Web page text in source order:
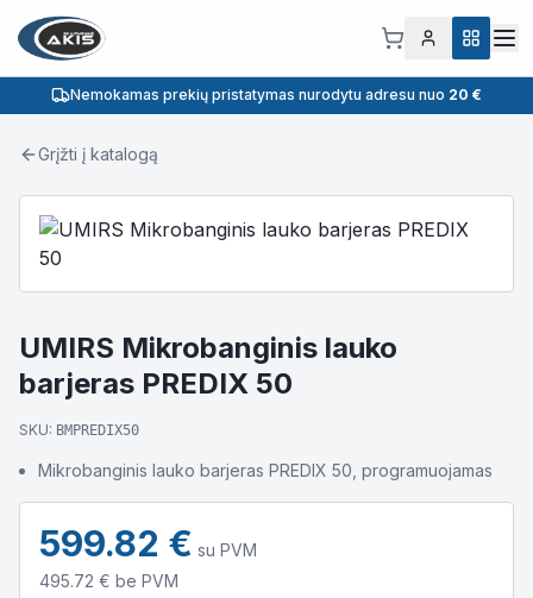
Nemokamas prekių pristatymas nurodytu adresu nuo 20 €
Grįžti į katalogą
UMIRS Mikrobanginis lauko
barjeras PREDIX 50
SKU: BMPREDIX50
Mikrobanginis lauko barjeras PREDIX 50, programuojamas
599.82 € su PVM
495.72 € be PVM